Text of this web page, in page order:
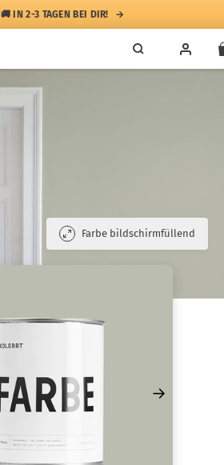
🚚 IN 2-3 TAGEN BEI DIR!
Farbe bildschirmfüllend
→